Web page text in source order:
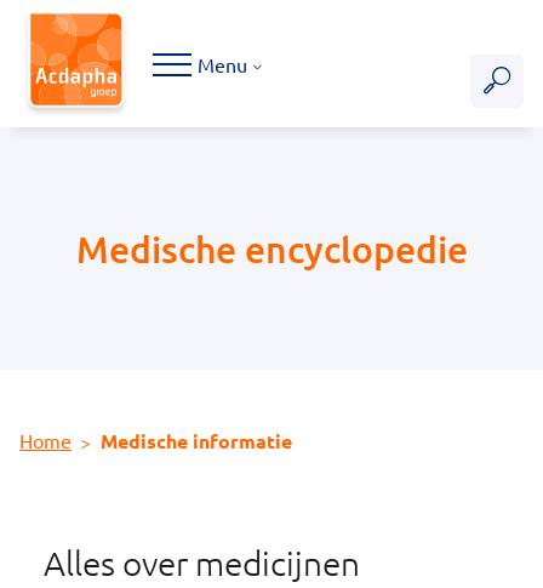
Hoofdmenu
Menu
Home Medische informatie
Medische encyclopedie
Alles over medicijnen